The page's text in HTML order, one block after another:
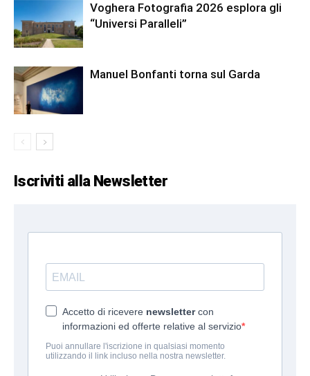
Voghera Fotografia 2026 esplora gli
“Universi Paralleli”
Manuel Bonfanti torna sul Garda
Iscriviti alla Newsletter